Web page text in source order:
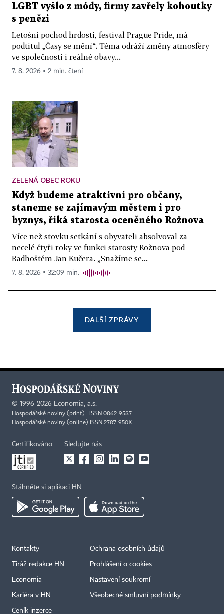
LGBT vyšlo z módy, firmy zavřely kohoutky
s penězi
Letošní pochod hrdosti, festival Prague Pride, má
podtitul „Časy se mění“. Téma odráží změny atmosféry
ve společnosti i reálné obavy...
7. 8. 2026 ▪ 2 min. čtení
ZELENÁ OBEC ROKU
Když budeme atraktivní pro občany,
staneme se zajímavým městem i pro
byznys, říká starosta oceněného Rožnova
Více než stovku setkání s obyvateli absolvoval za
necelé čtyři roky ve funkci starosty Rožnova pod
Radhoštěm Jan Kučera. „Snažíme se...
7. 8. 2026 ▪ 32:09 min.
DALŠÍ ZPRÁVY
© 1996-2026 Economia, a.s.
Hospodářské noviny (print) ISSN 0862-9587
Hospodářské noviny (online) ISSN 2787-950X
Certifikováno Sledujte nás
Stáhněte si aplikaci HN
Kontakty
Tiráž redakce HN
Economia
Kariéra v HN
Ceník inzerce
Ochrana osobních údajů
Prohlášení o cookies
Nastavení soukromí
Všeobecné smluvní podmínky